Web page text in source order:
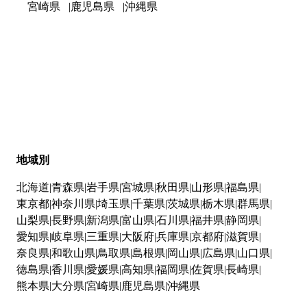
宮崎県
鹿児島県 沖縄県
地域別
北海道 青森県 岩手県 宮城県 秋田県 山形県 福島県
東京都神奈川県 埼玉県 千葉県 茨城県 栃木県 群馬県
山梨県 長野県 新潟県 富山県 石川県 福井県 静岡県
愛知県 岐阜県 三重県 大阪府兵庫県 京都府滋賀県
奈良県 和歌山県 鳥取県 島根県 岡山県 広島県 山口県
徳島県 香川県 愛媛県 高知県 福岡県 佐賀県 長崎県
熊本県 大分県 宮崎県 鹿児島県 沖縄県